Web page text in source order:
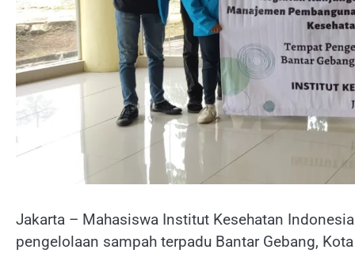
Jakarta – Mahasiswa Institut Kesehatan
pengelolaan sampah terpadu Bantar Gebang,